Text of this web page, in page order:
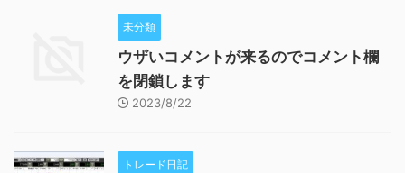
未分類
ウザいコメントが来るのでコメント欄
を閉鎖します
2023/8/22
トレード日記